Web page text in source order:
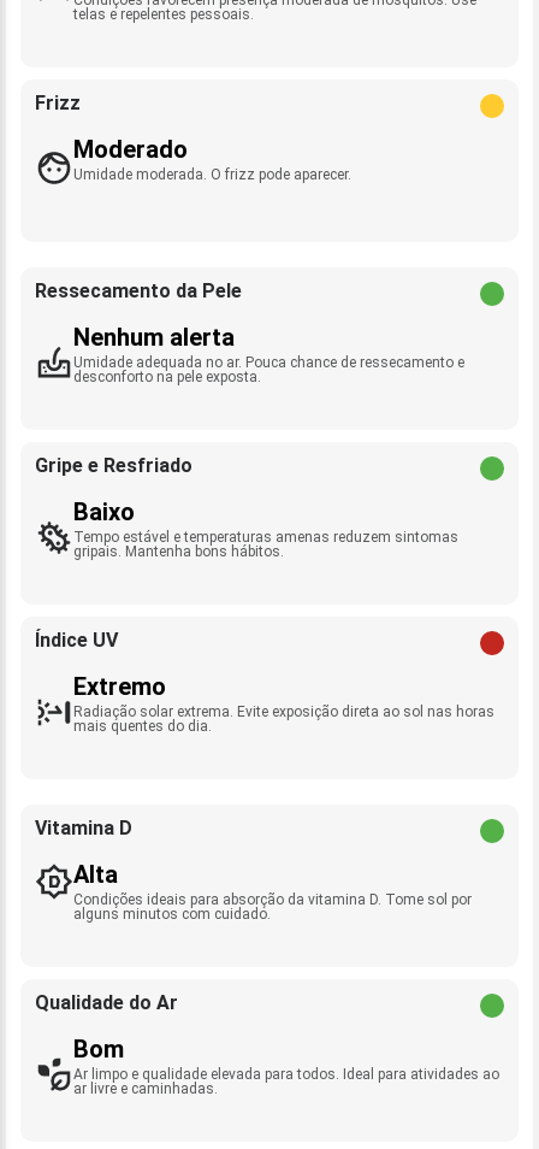
telas e repelentes pessoais.
Frizz
Moderado
Umidade moderada. O frizz pode aparecer.
Ressecamento da Pele
Nenhum alerta
Umidade adequada no ar. Pouca chance de ressecamento e
desconforto na pele exposta.
Gripe e Resfriado
Baixo
Tempo estável e temperaturas amenas reduzem sintomas
gripais. Mantenha bons hábitos.
Índice UV
Extremo
Radiação solar extrema. Evite exposição direta ao sol nas horas
mais quentes do dia.
Vitamina D
Alta
Condições ideais para absorção da vitamina D. Tome sol por
alguns minutos com cuidado.
Qualidade do Ar
Bom
Ar limpo e qualidade elevada para todos. Ideal para atividades ao
ar livre e caminhadas.